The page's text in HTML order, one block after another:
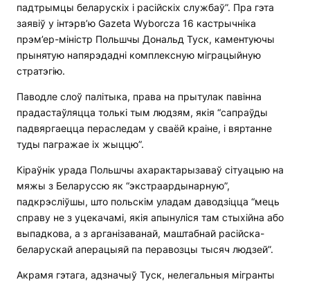
падтрымцы беларускіх і расійскіх службаў”. Пра гэта
заявіў у інтэрв’ю Gazeta Wyborcza 16 кастрычніка
прэм’ер-міністр Польшчы Дональд Туск, каментуючы
прынятую напярэдадні комплексную міграцыйную
стратэгію.
Паводле слоў палітыка, права на прытулак павінна
прадастаўляцца толькі тым людзям, якія “сапраўды
падвяргаецца пераследам у сваёй краіне, і вяртанне
туды пагражае іх жыццю”.
Кіраўнік урада Польшчы ахарактарызаваў сітуацыю на
мяжы з Беларуссю як “экстраардынарную”,
падкрэсліўшы, што польскім уладам даводзіцца “мець
справу не з уцекачамі, якія апынуліся там стыхійна або
выпадкова, а з арганізаванай, маштабнай расійска-
беларускай аперацыяй па перавозцы тысяч людзей”.
Акрамя гэтага, адзначыў Туск, нелегальныя мігранты